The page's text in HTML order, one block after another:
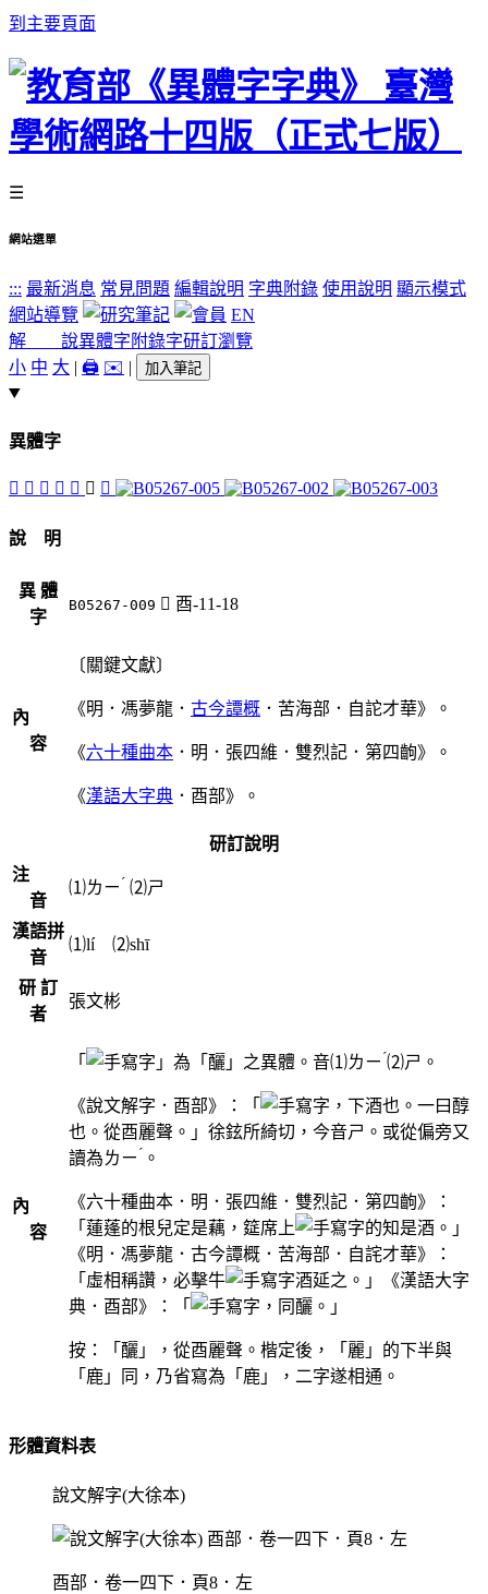
到主要頁面
☰
網站選單
::: 最新消息 常見問題 編輯說明 字典附錄 使用說明 顯示模式
網站導覽
EN
解 說異體字 附錄字研訂瀏覽
小 中 大 | 🖨️ ✉️ | 加入筆記
異體字
󸹤 󸹥 𦌿 󸹩 󸹦 󸹨 󸹧
說 明
異 體
字
B05267-009 󸹨 酉-11-18
內
容
〔關鍵文獻〕
《明．馮夢龍． 古今譚概 ．苦海部．自詑才華》。
《六十種曲本 ．明．張四維．雙烈記．第四齣》。
《漢語大字典 ．酉部》。
研訂說明
注
音
⑴ㄌㄧ ˊ ⑵ㄕ
漢語拼
音
⑴lí ⑵shī
研 訂
者
張文彬
內
容
「 」為「釃」之異體。音⑴ㄌㄧ ˊ⑵ㄕ。
《說文解字．酉部》：「
，下酒也。一曰醇
也。從酉麗聲。」徐鉉所綺切，今音ㄕ。或從偏旁又
讀為ㄌㄧ ˊ 。
《六十種曲本．明．張四維．雙烈記．第四齣》：
「蓮蓬的根兒定是藕，筵席上
的知是酒。」
《明．馮夢龍．古今譚概．苦海部．自詫才華》：
「虛相稱讚，必擊牛
酒延之。」《漢語大字
典．酉部》：「
，同釃。」
按：「釃」，從酉麗聲。楷定後，「麗」的下半與
「鹿」同，乃省寫為「鹿」，二字遂相通。
形體資料表
說文解字(大徐本)
酉部．卷一四下．頁8．左